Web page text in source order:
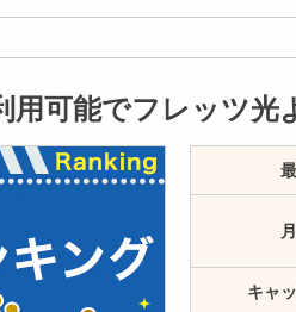
用可能でフレッツ光
キャ